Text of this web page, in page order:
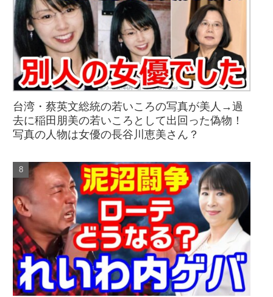
台湾・蔡英文総統の若いころの写真が美人→過
去に稲田朋美の若いころとして出回った偽物！
写真の人物は女優の長谷川恵美さん？